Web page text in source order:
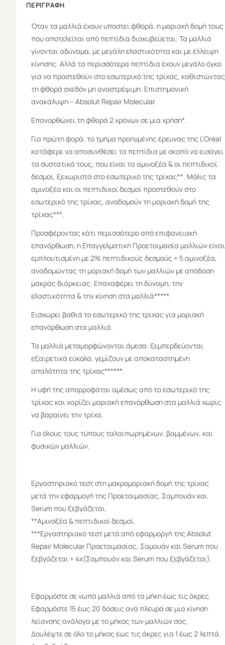
ΠΕΡΙΓΡΑΦΉ
Όταν τα μαλλιά έχουν υποστεί φθορά, η μοριακή δομή τους
που αποτελείται από πεπτίδια διακυβεύεται. Τα μαλλιά
γίνονται αδύναμα, με μεγάλη ελαστικότητα και με έλλειψη
κίνησης. Αλλά τα περισσότερα πεπτίδια έχουν μεγάλο όγκο
για να προστεθούν στο εσωτερικό της τρίχας, καθιστώντας
τη φθορά σχεδόν μη αναστρέψιμη. Επιστημονική
ανακάλυψη – Absolut Repair Molecular.
Επανορθώνει τη φθορά 2 χρόνων σε μια χρήση*.
Για πρώτη φορά, το τμήμα προηγμένης έρευνας της L’Oréal
κατάφερε να αποσυνθέσει τα πεπτίδια με σκοπό να εισάγει
τα συστατικά τους, που είναι τα αμινοξέα & οι πεπτιδικοί
δεσμοί, ξεχωριστά στο εσωτερικό της τρίχας**. Μόλις τα
αμινοξέα και οι πεπτιδικοί δεσμοί προστεθούν στο
εσωτερικό της τρίχας, αναδομούν τη μοριακή δομή της
τρίχας***.
Προσφέροντας κάτι περισσότερο από επιφανειακή
επανόρθωση, η Επαγγελματική Προετοιμασία μαλλιών είναι
εμπλουτισμένη με 2% πεπτιδικούς δεσμούς + 5 αμινοξέα,
αναδομώντας τη μοριακή δομή των μαλλιών με απόδοση
μακράς διάρκειας. Επαναφέρει τη δύναμη, την
ελαστικότητα & την κίνηση στα μαλλιά*****.​ ​
Εισχωρεί βαθιά το εσωτερικό της τρίχας για μοριακή
επανόρθωση στα μαλλιά.
Τα μαλλιά μεταμορφώνονται άμεσα: ξεμπερδεύονται
εξαιρετικά εύκολα, γεμίζουν με αποκαταστημένη
απαλότητα της τρίχας******.
Η υφή της απορροφάται αμέσως από το εσωτερικό της
τρίχας και χαρίζει μοριακή επανόρθωση στα μαλλιά χωρίς
να βαραίνει την τρίχα.
Για όλους τους τύπους ταλαιπωρημένων, βαμμένων, και
φυσικών μαλλιών.
Εργαστηριακό τεστ στη μακρομοριακή δομή της τρίχας
μετά την εφαρμογή της Προετοιμασίας, Σαμπουάν και
Serum που ξεβγάζεται.
**Αμινοξέα & πεπτιδικοί δεσμοί.
***Εργαστηριακό τεστ μετά από εφαρμοργή της Absolut
Repair Molecular Προετοιμασίας, Σαμουάν και Serum που
ξεβγάζεται + 4x(Σαμπουάν και Serum που ξεβγάζεται).
Εφαρμόστε σε νωπά μαλλιά από τα μήκη έως τις άκρες.
Εφαρμόστε 15 έως 20 δόσεις ανά πλευρά σε μια κίνηση
λείανσης ανάλογα με το μήκος των μαλλιών σας.
Δουλέψτε σε όλο το μήκος έως τις άκρες για 1 έως 2 λεπτά.